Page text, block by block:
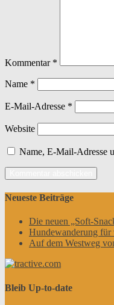
Kommentar *
Name *
E-Mail-Adresse *
Website
Name, E-Mail-Adresse
Neueste Beiträge
Die neuen „Soft-
Hundewanderung für
Auf dem Westweg
Bleib Up-to-date